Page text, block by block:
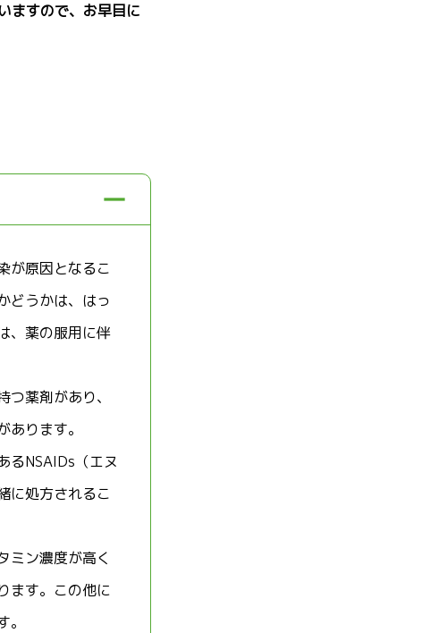
ますので、お早目に
が原因となるこ
どうかは、はっ
、薬の服用に伴
薬剤があり、
ります。
るNSAIDs（エヌ
に処方されるこ
ミン濃度が高く
ます。この他に